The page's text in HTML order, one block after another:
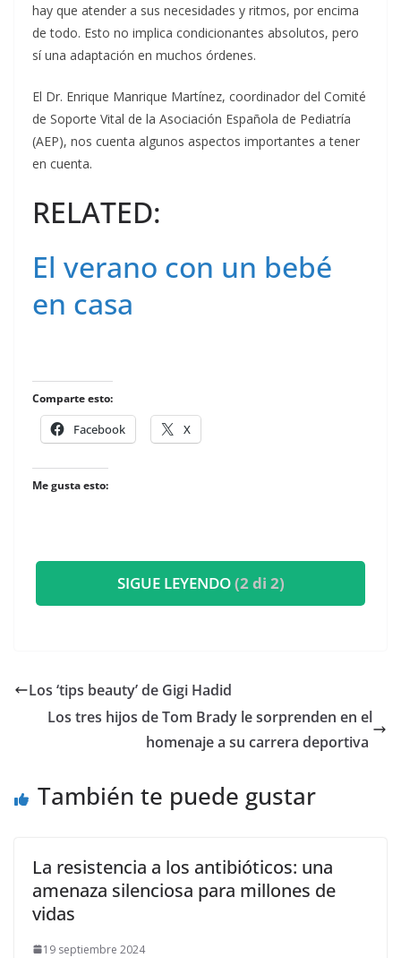
hay que atender a sus necesidades y ritmos, por encima
de todo. Esto no implica condicionantes absolutos, pero
sí una adaptación en muchos órdenes.
El Dr. Enrique Manrique Martínez, coordinador del Comité
de Soporte Vital de la Asociación Española de Pediatría
(AEP), nos cuenta algunos aspectos importantes a tener
en cuenta.
RELATED:
El verano con un bebé
en casa
Comparte esto:
Facebook X
Me gusta esto:
SIGUE LEYENDO(2 di 2)
​Los ‘tips beauty’ de Gigi Hadid
​Los tres hijos de Tom Brady le sorprenden en el
homenaje a su carrera deportiva
También te puede gustar
La resistencia a los antibióticos: una
amenaza silenciosa para millones de
vidas
19 septiembre 2024